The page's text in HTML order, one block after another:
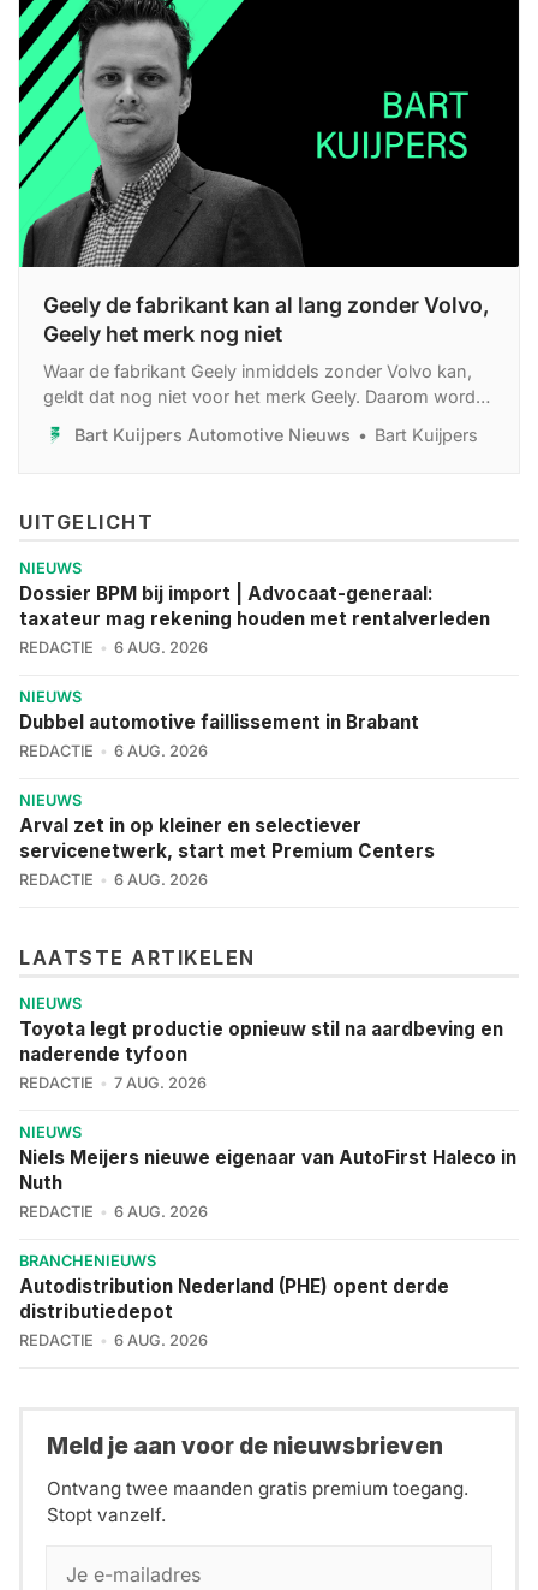
Geely de fabrikant kan al lang zonder Volvo,
Geely het merk nog niet
Waar de fabrikant Geely inmiddels zonder Volvo kan,
geldt dat nog niet voor het merk Geely. Daarom wordt
met frisse tegenzin het retailnetwerk opgebouwd rond
Volvo-dealers, aangevuld met dealers van andere
Bart Kuijpers Automotive Nieuws Bart Kuijpers
UITGELICHT
NIEUWS
Dossier BPM bij import | Advocaat-generaal:
taxateur mag rekening houden met rentalverleden
REDACTIE 6 AUG. 2026
NIEUWS
Dubbel automotive faillissement in Brabant
REDACTIE 6 AUG. 2026
NIEUWS
Arval zet in op kleiner en selectiever
servicenetwerk, start met Premium Centers
REDACTIE 6 AUG. 2026
LAATSTE ARTIKELEN
NIEUWS
Toyota legt productie opnieuw stil na aardbeving en
naderende tyfoon
REDACTIE 7 AUG. 2026
NIEUWS
Niels Meijers nieuwe eigenaar van AutoFirst Haleco in
Nuth
REDACTIE 6 AUG. 2026
BRANCHENIEUWS
Autodistribution Nederland (PHE) opent derde
distributiedepot
REDACTIE 6 AUG. 2026
Meld je aan voor de nieuwsbrieven
Ontvang twee maanden gratis premium toegang.
Stopt vanzelf.